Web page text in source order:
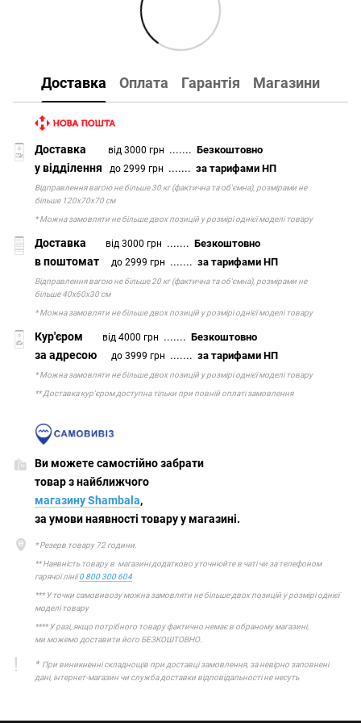
Доставка Оплата Гарантія Магазини
Доставка від 3000 грн .......Безкоштовно
у відділення до 2999 грн .......за тарифами НП
Відправлення вагою не більше 30 кг (фактична та об'ємна), розмірами не
більше 120х70х70 см
* Можна замовляти не більше двох позицій у розмірі однієї моделі товару
Доставка від 3000 грн .......Безкоштовно
в поштомат до 2999 грн .......за тарифами НП
Відправлення вагою не більше 20 кг (фактична та об'ємна), розмірами не
більше 40х60х30 см
* Можна замовляти не більше двох позицій у розмірі однієї моделі товару
Кур'єром від 4000 грн .......Безкоштовно
за адресою до 3999 грн .......за тарифами НП
* Можна замовляти не більше двох позицій у розмірі однієї моделі товару
** Доставка кур'єром доступна тільки при повній оплаті замовлення
Ви можете самостійно забрати
товар з найближчого
магазину Shambala,
за умови наявності товару у магазині.
* Резерв товару 72 години.
** Наявність товару в магазині додатково уточнюйте в чаті чи за телефоном
гарячої лінії0 800 300 604
*** У точки самовивозу можна замовляти не більше двох позицій у розмірі однієї
моделі товару
**** У разі, якщо потрібного товару фактично немає в обраному магазині,
ми можемо доставити його БЕЗКОШТОВНО.
*При виникненні складнощів при доставці замовлення, за невірно заповнені
дані, інтернет-магазин чи служба доставки відповідальності не несуть